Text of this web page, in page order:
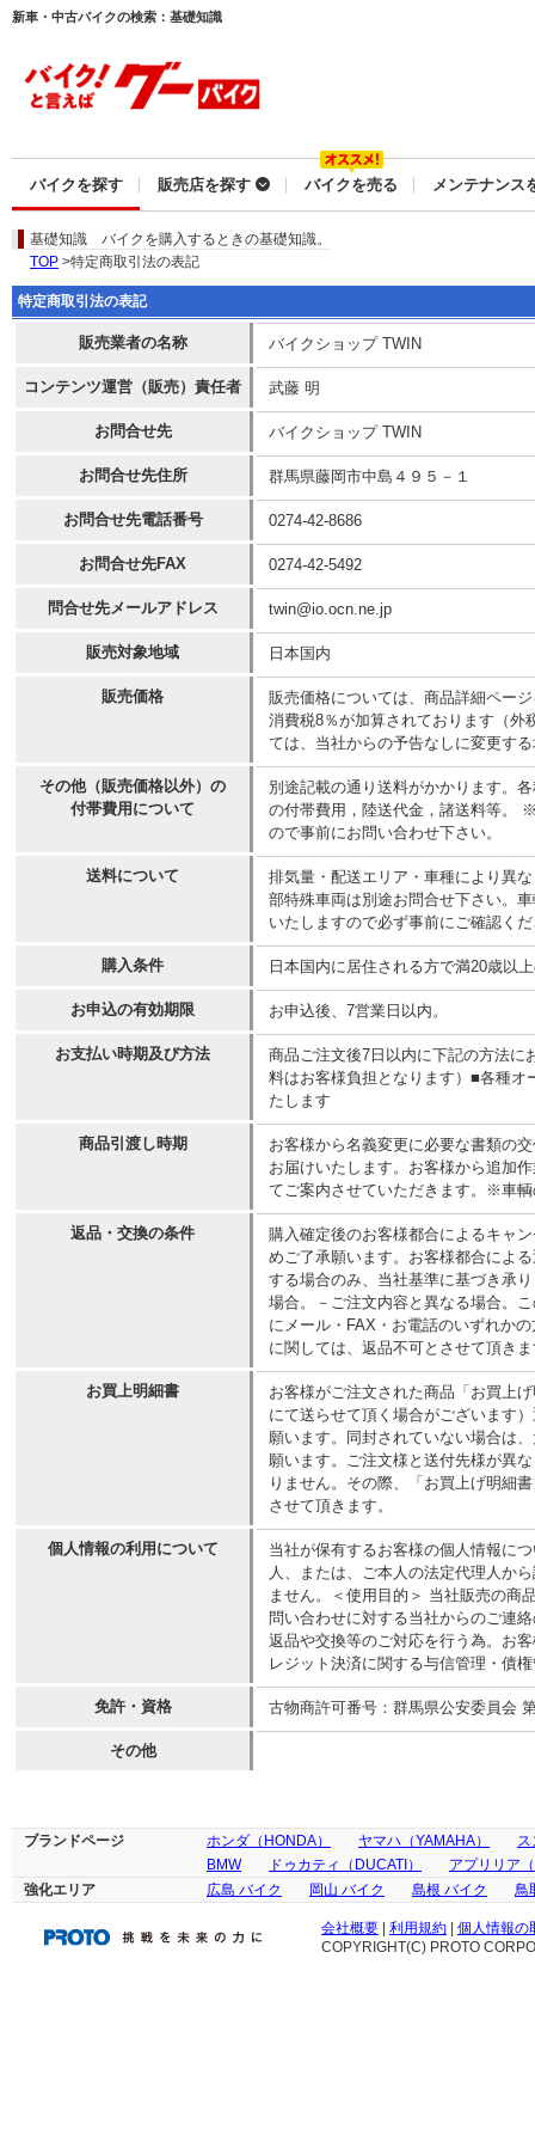
新車・中古バイクの検索：基礎知識
バイクを探す 販売店を探す バイクを売る メンテナンス
基礎知識 バイクを購入するときの基礎知識。
TOP >特定商取引法の表記
特定商取引法の表記
販売業者の名称 バイクショップ TWIN
コンテンツ運営（販売）責任者 武藤 明
お問合せ先 バイクショップ TWIN
お問合せ先住所 群馬県藤岡市中島４９５－１
お問合せ先電話番号 0274-42-8686
お問合せ先FAX 0274-42-5492
問合せ先メールアドレス twin@io.ocn.ne.jp
販売対象地域 日本国内
販売価格
販売価格については、商品詳細ペー
消費税8％が加算されております（外
ては、当社からの予告なしに変更す
その他（販売価格以外）の
付帯費用について
別途記載の通り送料がかかります。
の付帯費用，陸送代金，諸送料等。
ので事前にお問い合わせ下さい。
送料について
排気量・配送エリア・車種により異
部特殊車両は別途お問合せ下さい。
いたしますので必ず事前にご確認く
購入条件 日本国内に居住される方で満20歳以
お申込の有効期限 お申込後、7営業日以内。
お支払い時期及び方法
商品ご注文後7日以内に下記の方法に
料はお客様負担となります）■各種オ
たします
商品引渡し時期
お客様から名義変更に必要な書類の
お届けいたします。お客様から追加
てご案内させていただきます。※車
返品・交換の条件
購入確定後のお客様都合によるキャ
めご了承願います。お客様都合によ
する場合のみ、当社基準に基づき承
場合。－ご注文内容と異なる場合。
にメール・FAX・お電話のいずれか
に関しては、返品不可とさせて頂き
お買上明細書
お客様がご注文された商品「お買上
にて送らせて頂く場合がございます
願います。同封されていない場合は
願います。ご注文様と送付先様が異
りません。その際、「お買上げ明細
させて頂きます。
個人情報の利用について
当社が保有するお客様の個人情報に
人、または、ご本人の法定代理人か
ません。＜使用目的＞ 当社販売の商
問い合わせに対する当社からのご連
返品や交換等のご対応を行う為。お
レジット決済に関する与信管理・債
免許・資格 古物商許可番号：群馬県公安委員会
その他
ブランドページ ホンダ（HONDA） ヤマハ（YAMAHA）
ス
BMW
ドゥカティ（DUCATI）
アプリリア
強化エリア
広島 バイク 岡山 バイク 島根 バイク 鳥
会社概要 利用規約
個人情報の
COPYRIGHT(C) PROTO